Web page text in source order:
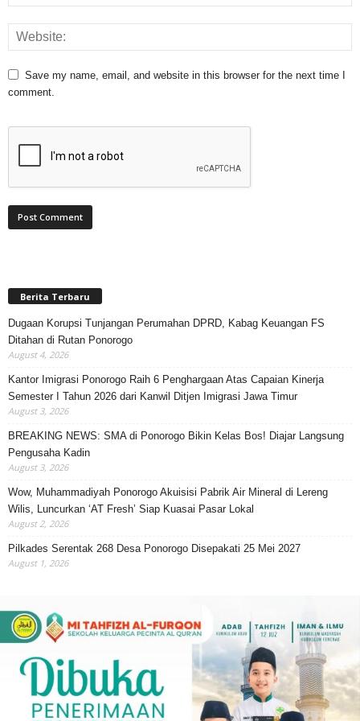
Save my name, email, and website in this browser for the next time I
comment.
Berita Terbaru
Dugaan Korupsi Tunjangan Perumahan DPRD, Kabag Keuangan FS
Ditahan di Rutan Ponorogo
August 4, 2026
Kantor Imigrasi Ponorogo Raih 6 Penghargaan Atas Capaian Kinerja
Semester I Tahun 2026 dari Kanwil Ditjen Imigrasi Jawa Timur
August 3, 2026
BREAKING NEWS: SMA di Ponorogo Bikin Kelas Bos! Diajar Langsung
Pengusaha Kadin
August 3, 2026
Wow, Muhammadiyah Ponorogo Akuisisi Pabrik Air Mineral di Lereng
Wilis, Luncurkan ‘AT Fresh’ Siap Kuasai Pasar Lokal
August 2, 2026
Pilkades Serentak 268 Desa Ponorogo Disepakati 25 Mei 2027
August 1, 2026